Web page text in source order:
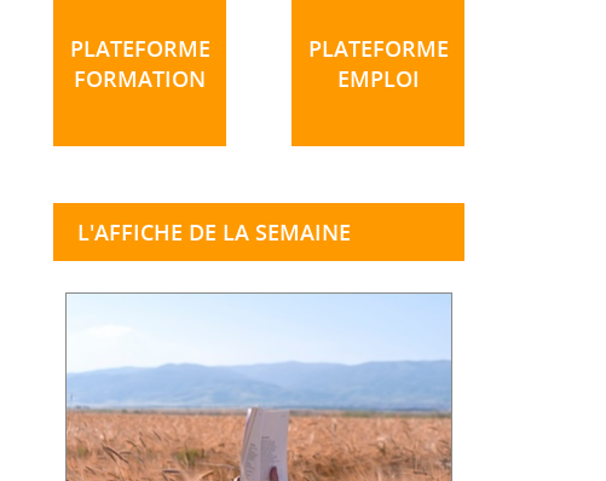
PLATEFORME
FORMATION
PLATEFORME
EMPLOI
L'AFFICHE DE LA SEMAINE